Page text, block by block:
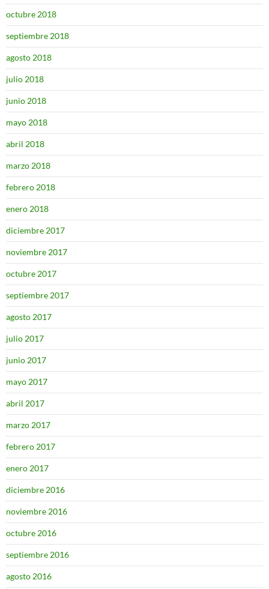
octubre 2018
septiembre 2018
agosto 2018
julio 2018
junio 2018
mayo 2018
abril 2018
marzo 2018
febrero 2018
enero 2018
diciembre 2017
noviembre 2017
octubre 2017
septiembre 2017
agosto 2017
julio 2017
junio 2017
mayo 2017
abril 2017
marzo 2017
febrero 2017
enero 2017
diciembre 2016
noviembre 2016
octubre 2016
septiembre 2016
agosto 2016